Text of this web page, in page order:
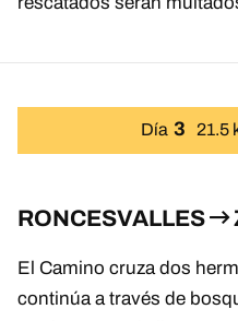
Día 3 21.5
RONCESVALLES
El Camino cruza dos
continúa a través de